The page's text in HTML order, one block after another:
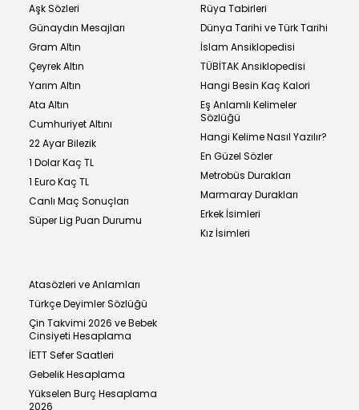
Aşk Sözleri
Günaydın Mesajları
Gram Altın
Çeyrek Altın
Yarım Altın
Ata Altın
Cumhuriyet Altını
22 Ayar Bilezik
1 Dolar Kaç TL
1 Euro Kaç TL
Canlı Maç Sonuçları
Süper Lig Puan Durumu
Rüya Tabirleri
Dünya Tarihi ve Türk Tarihi
İslam Ansiklopedisi
TÜBİTAK Ansiklopedisi
Hangi Besin Kaç Kalori
Eş Anlamlı Kelimeler
Sözlüğü
Hangi Kelime Nasıl Yazılır?
En Güzel Sözler
Metrobüs Durakları
Marmaray Durakları
Erkek İsimleri
Kız İsimleri
Atasözleri ve Anlamları
Türkçe Deyimler Sözlüğü
Çin Takvimi 2026 ve Bebek
Cinsiyeti Hesaplama
İETT Sefer Saatleri
Gebelik Hesaplama
Yükselen Burç Hesaplama
2026